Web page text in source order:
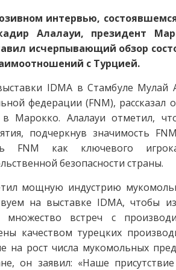
интервью,
Алалауи, президент
исчерпывающий обзор
с Турцией.
IDMA в Стамбуле Мулай
федерации (FNM),
в Марокко. Алалауи отметил,
подчеркнув значимость
FNM как ключевого
безопасности страны.
мощную индустрию
на выставке IDMA, чтобы
множество встреч с
качеством турецких
на рост числа мукомольных
он заявил: «Наше